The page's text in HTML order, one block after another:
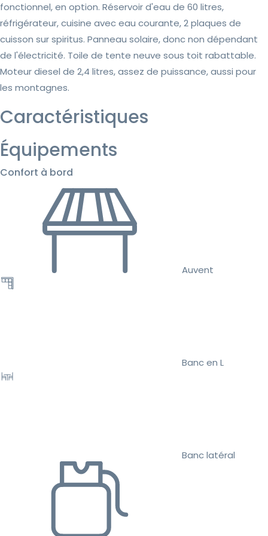
fonctionnel, en option. Réservoir d'eau de 60 litres,
réfrigérateur, cuisine avec eau courante, 2 plaques de
cuisson sur spiritus. Panneau solaire, donc non dépendant
de l'électricité. Toile de tente neuve sous toit rabattable.
Moteur diesel de 2,4 litres, assez de puissance, aussi pour
les montagnes.
Caractéristiques
Équipements
Confort à bord
Auvent
Banc en L
Banc latéral